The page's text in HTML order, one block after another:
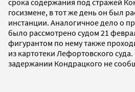
госизмене, в тот же день он был
инстанции. Аналогичное дело о
было рассмотрено судом 21
фигурантом по нему также
из картотеки Лефортовского
задержании Кондрацкого не